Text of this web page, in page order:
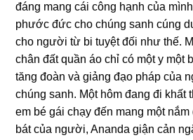
đáng mang cái công hạnh của
phước đức cho chúng sanh cúng
cho người từ bi tuyệt đối như thế.
chân đất quần áo chỉ có một y một
tăng đoàn và giảng đạo pháp của
chúng sanh. Một hôm đang đi
em bé gái chạy đến mang một
bát của người, Ananda giận cản